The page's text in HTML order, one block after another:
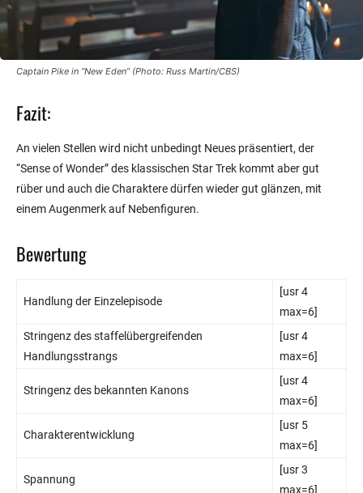
Captain Pike in “New Eden” (Photo: Russ Martin/CBS)
Fazit:
An vielen Stellen wird nicht unbedingt Neues präsentiert, der
“Sense of Wonder” des klassischen Star Trek kommt aber gut
rüber und auch die Charaktere dürfen wieder gut glänzen, mit
einem Augenmerk auf Nebenfiguren.
Bewertung
Handlung der Einzelepisode
[usr 4
max=6]
Stringenz des staffelübergreifenden
Handlungsstrangs
[usr 4
max=6]
Stringenz des bekannten Kanons
[usr 4
max=6]
Charakterentwicklung
[usr 5
max=6]
Spannung
[usr 3
max=6]